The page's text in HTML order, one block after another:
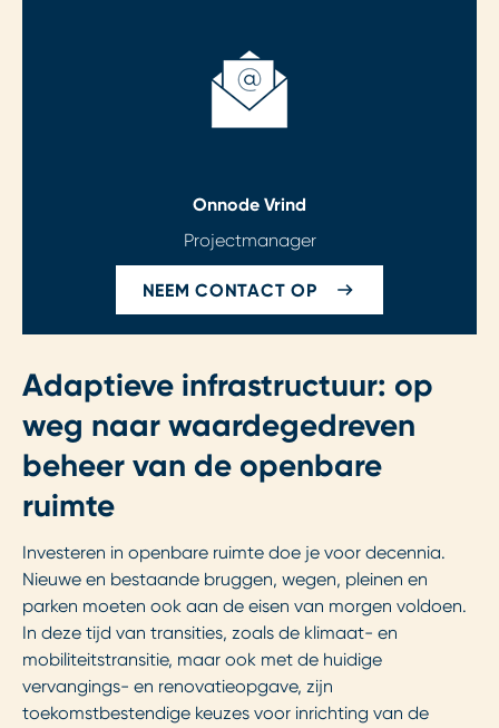
Onnode Vrind
Projectmanager
NEEM CONTACT OP
Adaptieve infrastructuur: op
weg naar waardegedreven
beheer van de openbare
ruimte
Investeren in openbare ruimte doe je voor decennia.
Nieuwe en bestaande bruggen, wegen, pleinen en
parken moeten ook aan de eisen van morgen voldoen.
In deze tijd van transities, zoals de klimaat- en
mobiliteitstransitie, maar ook met de huidige
vervangings- en renovatieopgave, zijn
toekomstbestendige keuzes voor inrichting van de